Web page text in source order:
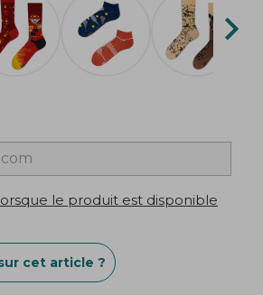

le produit est disponible
cet article ?